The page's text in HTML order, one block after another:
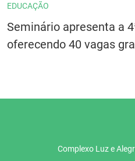
EDUCAÇÃO
Seminário apresenta a
oferecendo 40 vagas
Complexo Luz e